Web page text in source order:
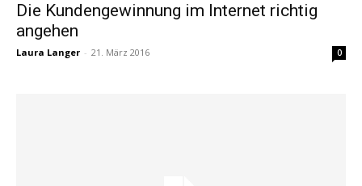
Die Kundengewinnung im Internet richtig
angehen
Laura Langer - 21. März 2016 0